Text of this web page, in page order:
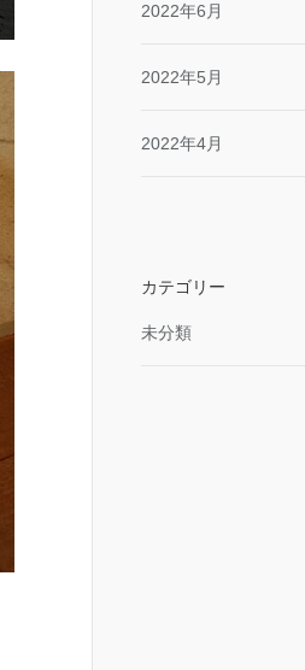
2022年6月
2022年5月
2022年4月
カテゴリー
未分類